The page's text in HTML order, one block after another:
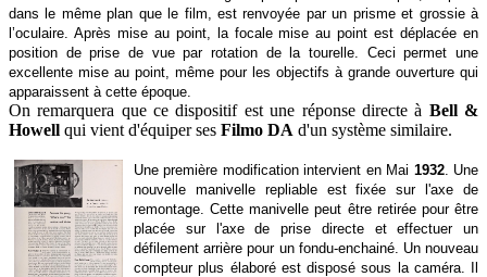
dans le même plan que le film, est renvoyée par un prisme et grossie à
l’oculaire. Après mise au point, la focale mise au point est déplacée en
position de prise de vue par rotation de la tourelle. Ceci permet une
excellente mise au point, même pour les objectifs à grande ouverture qui
apparaissent à cette époque.
On remarquera que ce dispositif est une réponse directe à Bell &
Howell qui vient d'équiper ses Filmo DA d'un système similaire.
Une première modification intervient en Mai 1932. Une
nouvelle manivelle repliable estfixée sur l'axe de
remontage. Cette manivelle peut être retirée pour être
placée sur l'axe de prise directe et effectuer un
défilement arrière pour un fondu-enchainé. Un nouveau
compteur plus élaboré est disposé sous la caméra. Il